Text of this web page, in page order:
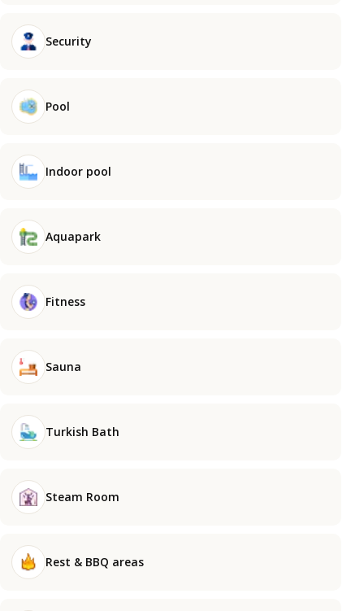
Security
Pool
Indoor pool
Aquapark
Fitness
Sauna
Turkish Bath
Steam Room
Rest & BBQ areas